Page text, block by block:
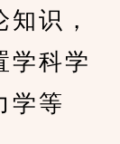
识，
学科学
学等